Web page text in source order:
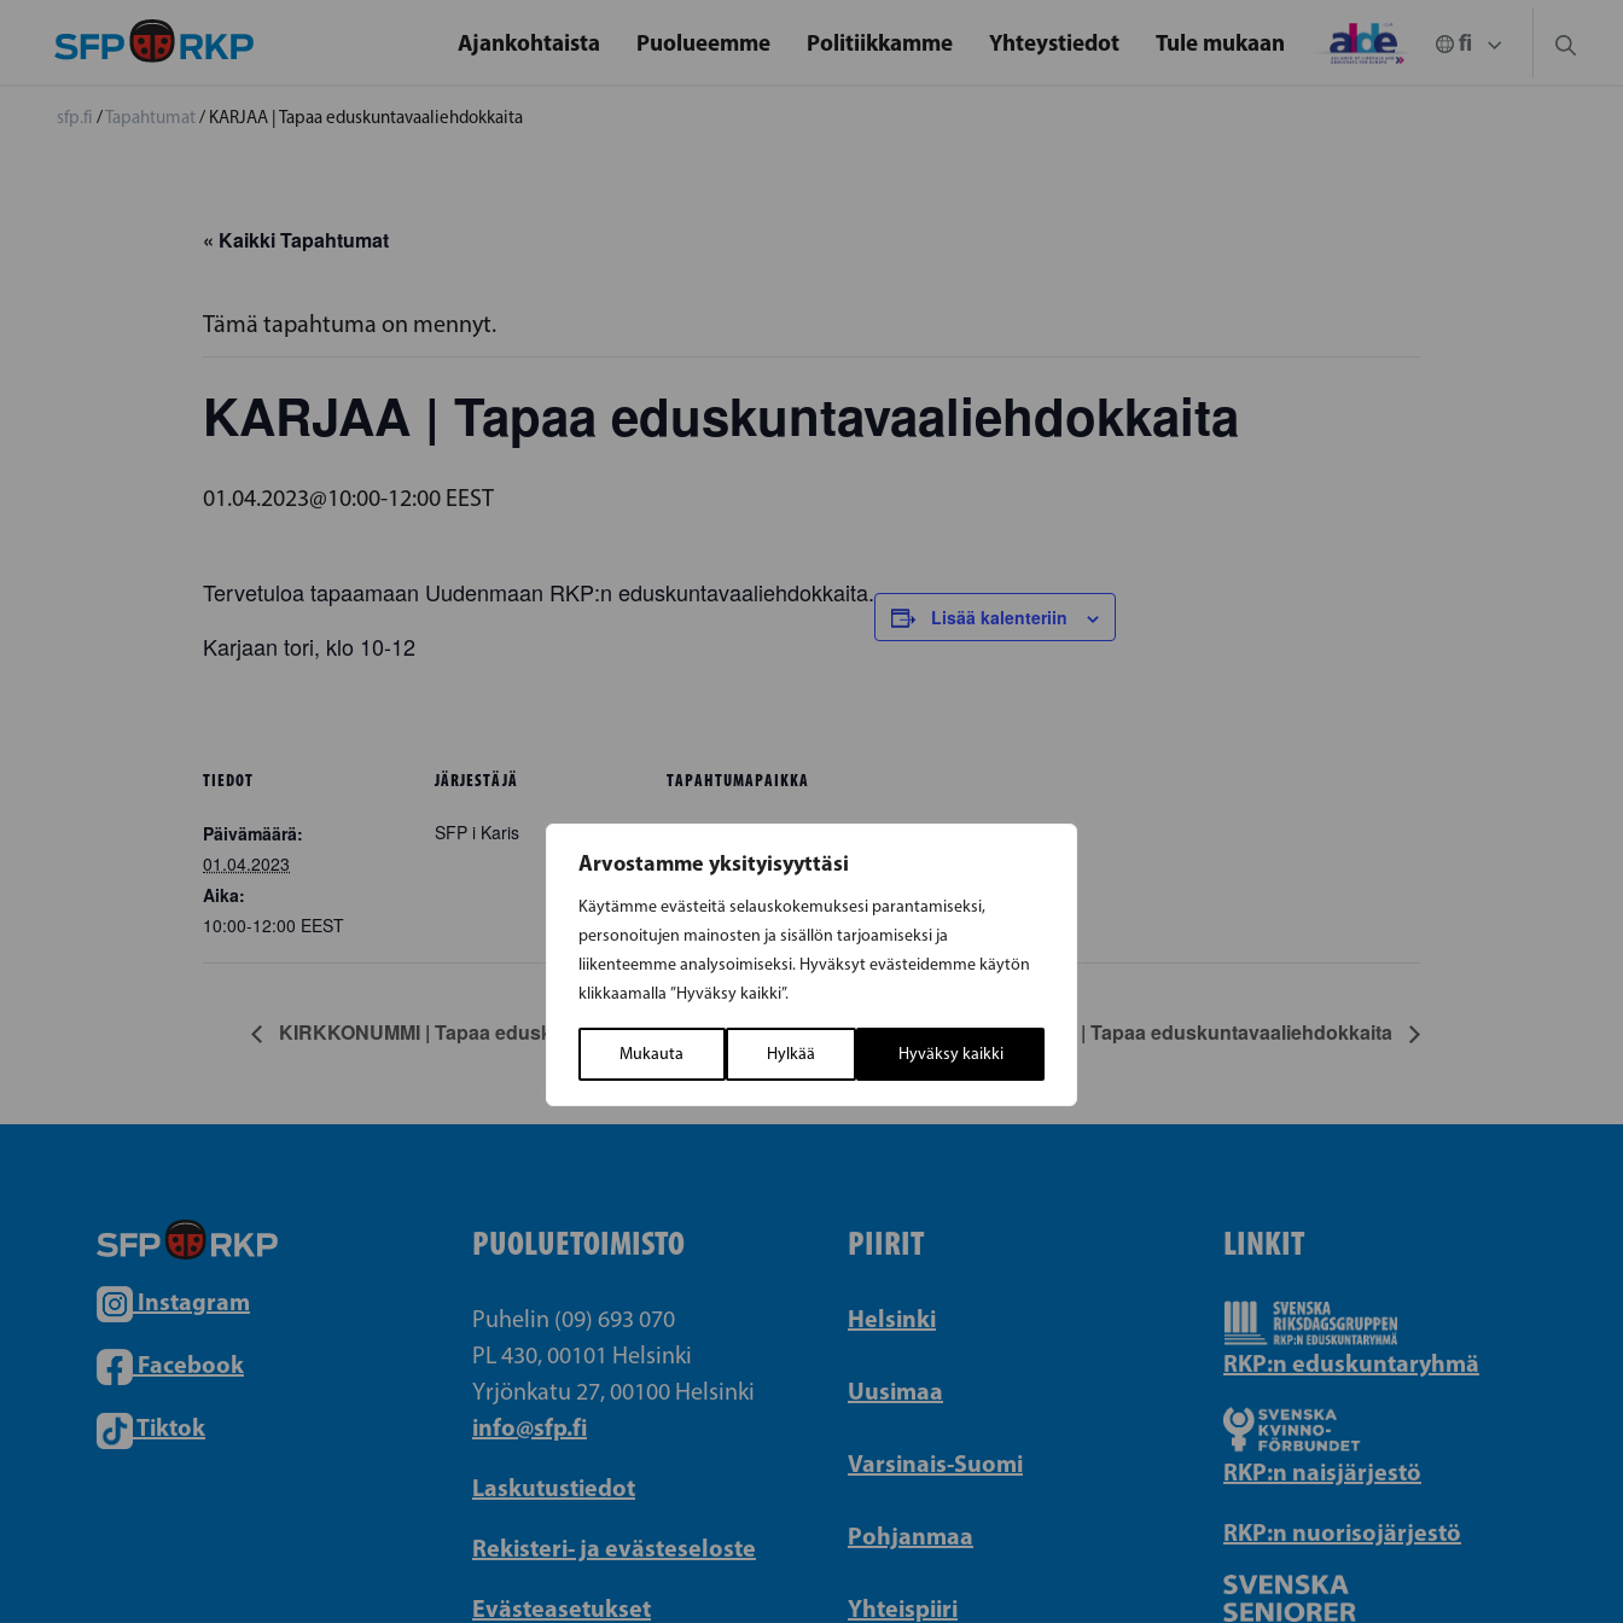
Arvostamme yksityisyyttäsi
Käytämme evästeitä selauskokemuksesi parantamiseksi,
personoitujen mainosten ja sisällön tarjoamiseksi ja
liikenteemme analysoimiseksi. Hyväksyt evästeidemme käytön
klikkaamalla ”Hyväksy kaikki”.
Mukauta Hylkää Hyväksy kaikki
Ajankohtaista Puolueemme Politiikkamme Yhteystiedot Tule mukaan
sfp.fi /Tapahtumat/ KARJAA | Tapaa eduskuntavaaliehdokkaita
« Kaikki Tapahtumat
Tämä tapahtuma on mennyt.
KARJAA | Tapaa eduskuntavaaliehdokkaita
01.04.2023@10:00-12:00 EEST
Tervetuloa tapaamaan Uudenmaan RKP:n eduskuntavaaliehdokkaita.
Karjaan tori, klo 10-12
Lisää kalenteriin
TIEDOT
Päivämäärä:
01.04.2023
Aika:
10:00-12:00 EEST
JÄRJESTÄJÄ
SFP i Karis
TAPAHTUMAPAIKKA
Karis torg
KIRKKONUMMI | Tapaa eduskuntavaaliehdokkaita PORVOO | Tapaa eduskuntavaaliehdokkaita
Instagram
Facebook
Tiktok
PUOLUETOIMISTO
Puhelin (09) 693 070
PL 430, 00101 Helsinki
Yrjönkatu 27, 00100 Helsinki
info@sfp.fi
Laskutustiedot
Rekisteri- ja evästeseloste
Evästeasetukset
PIIRIT
Helsinki
Uusimaa
Varsinais-Suomi
Pohjanmaa
Yhteispiiri
LINKIT
RKP:n eduskuntaryhmä
RKP:n naisjärjestö
RKP:n nuorisojärjestö